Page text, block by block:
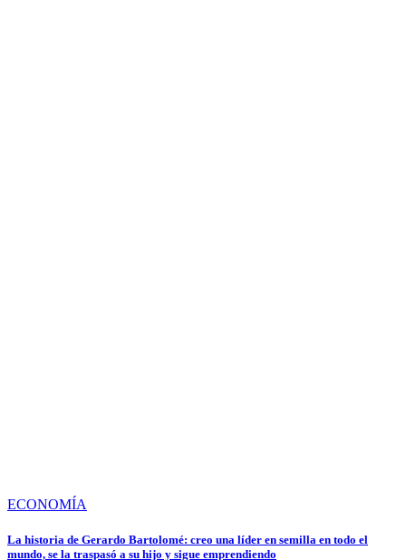
ECONOMÍA
La historia de Gerardo Bartolomé: creo una líder en semilla en todo el
mundo, se la traspasó a su hijo y sigue emprendiendo